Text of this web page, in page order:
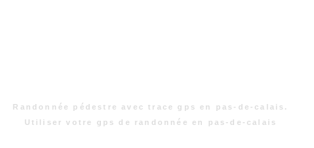
Randonnée pédestre avec trace gps en pas-de-calais.
Utiliser votre gps de randonnée en pas-de-calais